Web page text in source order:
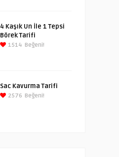
4 Kaşık Un İle 1 Tepsi
Börek Tarifi
1514 Beğeni!
Sac Kavurma Tarifi
2576 Beğeni!